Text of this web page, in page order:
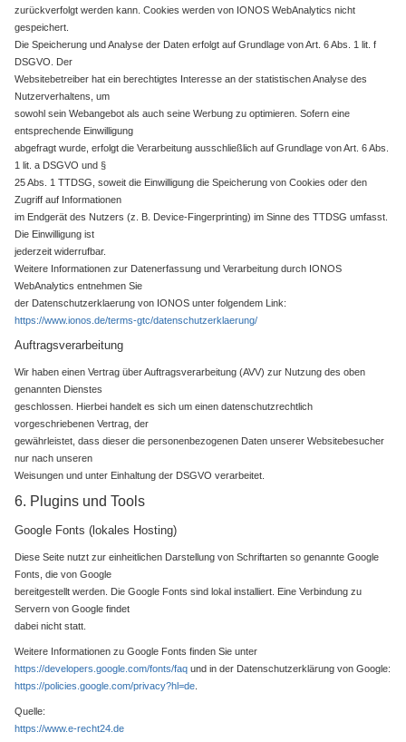
zurückverfolgt werden kann. Cookies werden von IONOS WebAnalytics nicht
gespeichert.
Die Speicherung und Analyse der Daten erfolgt auf Grundlage von Art. 6 Abs. 1 lit. f
DSGVO. Der
Websitebetreiber hat ein berechtigtes Interesse an der statistischen Analyse des
Nutzerverhaltens, um
sowohl sein Webangebot als auch seine Werbung zu optimieren. Sofern eine
entsprechende Einwilligung
abgefragt wurde, erfolgt die Verarbeitung ausschließlich auf Grundlage von Art. 6 Abs.
1 lit. a DSGVO und §
25 Abs. 1 TTDSG, soweit die Einwilligung die Speicherung von Cookies oder den
Zugriff auf Informationen
im Endgerät des Nutzers (z. B. Device-Fingerprinting) im Sinne des TTDSG umfasst.
Die Einwilligung ist
jederzeit widerrufbar.
Weitere Informationen zur Datenerfassung und Verarbeitung durch IONOS
WebAnalytics entnehmen Sie
der Datenschutzerklaerung von IONOS unter folgendem Link:
https://www.ionos.de/terms-gtc/datenschutzerklaerung/
Auftragsverarbeitung
Wir haben einen Vertrag über Auftragsverarbeitung (AVV) zur Nutzung des oben
genannten Dienstes
geschlossen. Hierbei handelt es sich um einen datenschutzrechtlich
vorgeschriebenen Vertrag, der
gewährleistet, dass dieser die personenbezogenen Daten unserer Websitebesucher
nur nach unseren
Weisungen und unter Einhaltung der DSGVO verarbeitet.
6. Plugins und Tools
Google Fonts (lokales Hosting)
Diese Seite nutzt zur einheitlichen Darstellung von Schriftarten so genannte Google
Fonts, die von Google
bereitgestellt werden. Die Google Fonts sind lokal installiert. Eine Verbindung zu
Servern von Google findet
dabei nicht statt.
Weitere Informationen zu Google Fonts finden Sie unter
https://developers.google.com/fonts/faq und in der Datenschutzerklärung von Google:
https://policies.google.com/privacy?hl=de
Quelle:
https://www.e-recht24.de